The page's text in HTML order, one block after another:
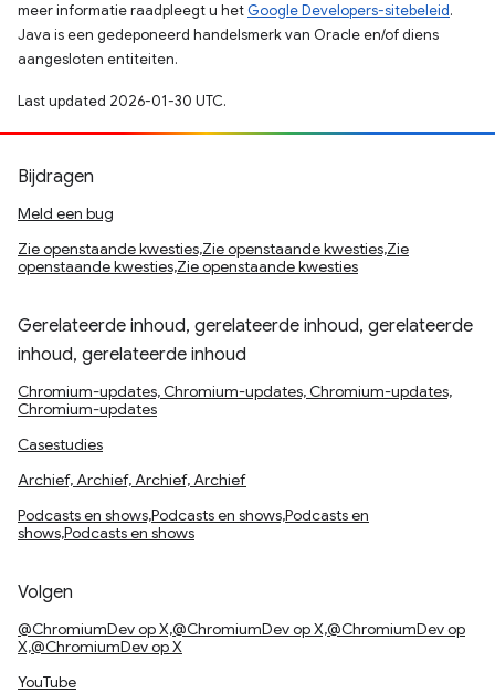
meer informatie raadpleegt u het Google Developers-sitebeleid.
Java is een gedeponeerd handelsmerk van Oracle en/of diens
aangesloten entiteiten.
Last updated 2026-01-30 UTC.
Bijdragen
Meld een bug
Zie openstaande kwesties,Zie openstaande kwesties,Zie
openstaande kwesties,Zie openstaande kwesties
Gerelateerde inhoud, gerelateerde inhoud, gerelateerde
inhoud, gerelateerde inhoud
Chromium-updates, Chromium-updates, Chromium-updates,
Chromium-updates
Casestudies
Archief, Archief, Archief, Archief
Podcasts en shows,Podcasts en shows,Podcasts en
shows,Podcasts en shows
Volgen
@ChromiumDev op X,@ChromiumDev op X,@ChromiumDev op
X,@ChromiumDev op X
YouTube